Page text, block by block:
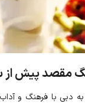
مقصد پیش از
با فرهنگ و آداب